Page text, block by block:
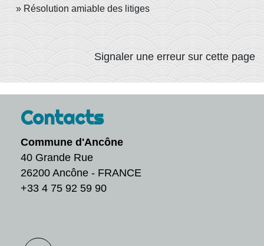
Résolution amiable des litiges
Signaler une erreur sur cette page
Contacts
Commune d'Ancône
40 Grande Rue
26200 Ancône - FRANCE
+33 4 75 92 59 90